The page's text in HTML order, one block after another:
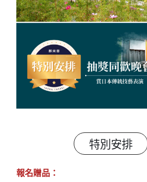
特別安排
報名贈品：